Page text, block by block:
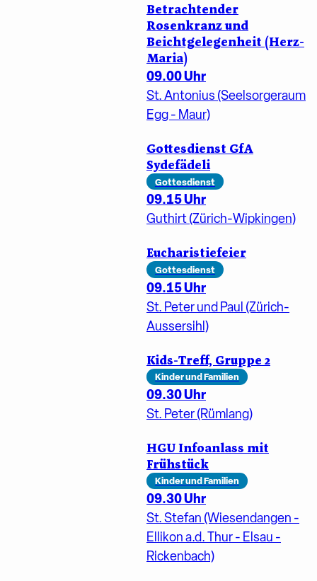
Betrachtender
Rosenkranz und
Beichtgelegenheit (Herz-
Maria)
09.00 Uhr
St. Antonius (Seelsorgeraum
Egg - Maur)
Gottesdienst GfA
Sydefädeli
Gottesdienst
09.15 Uhr
Guthirt (Zürich-Wipkingen)
Eucharistiefeier
Gottesdienst
09.15 Uhr
St. Peter und Paul (Zürich-
Aussersihl)
Kids-Treff, Gruppe 2
Kinder und Familien
09.30 Uhr
St. Peter (Rümlang)
HGU Infoanlass mit
Frühstück
Kinder und Familien
09.30 Uhr
St. Stefan (Wiesendangen -
Ellikon a.d. Thur - Elsau -
Rickenbach)